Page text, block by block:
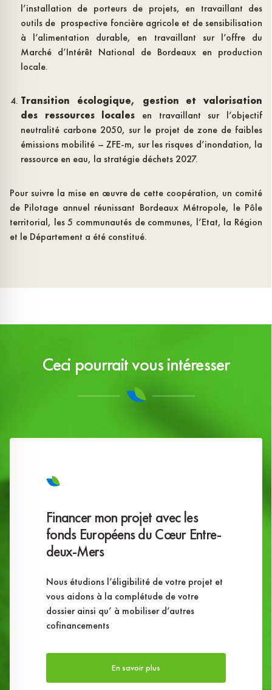
l’installation de porteurs de projets, en travaillant des
outils de prospective foncière agricole et de sensibilisation
à l’alimentation durable, en travaillant sur l’offre du
Marché d’Intérêt National de Bordeaux en production
locale.
Transition écologique, gestion et valorisation
des ressources locales en travaillant sur l’objectif
neutralité carbone 2050, sur le projet de zone de faibles
émissions mobilité – ZFE-m, sur les risques d’inondation, la
ressource en eau, la stratégie déchets 2027.
Pour suivre la mise en œuvre de cette coopération, un comité
de Pilotage annuel réunissant Bordeaux Métropole, le Pôle
territorial, les 5 communautés de communes, l’Etat, la Région
et le Département a été constitué.
Ceci pourrait vous intéresser
Financer mon projet avec les
fonds Européens du Cœur Entre-
deux-Mers
Nous étudions l’éligibilité de votre projet et
vous aidons à la complétude de votre
dossier ainsi qu’ à mobiliser d’autres
cofinancements
En savoir plus